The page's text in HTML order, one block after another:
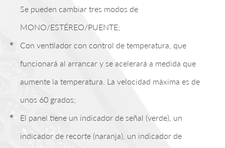
Se pueden cambiar tres modos de
MONO/ESTÉREO/PUENTE;
Con ventilador con control de temperatura, que
funcionará al arrancar y se acelerará a medida que
aumente la temperatura. La velocidad máxima es de
unos 60 grados;
El panel tiene un indicador de señal (verde), un
indicador de recorte (naranja), un indicador de